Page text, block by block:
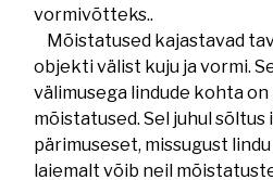
vormivõtteks..
Mõistatused kajastavad
objekti välist kuju ja vormi.
välimusega lindude kohta
mõistatused. Sel juhul
pärimuseset, missugust
laiemalt võib neil